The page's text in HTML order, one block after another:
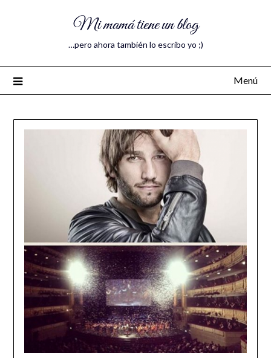
Mi mamá tiene un blog
…pero ahora también lo escribo yo ;)
Menú